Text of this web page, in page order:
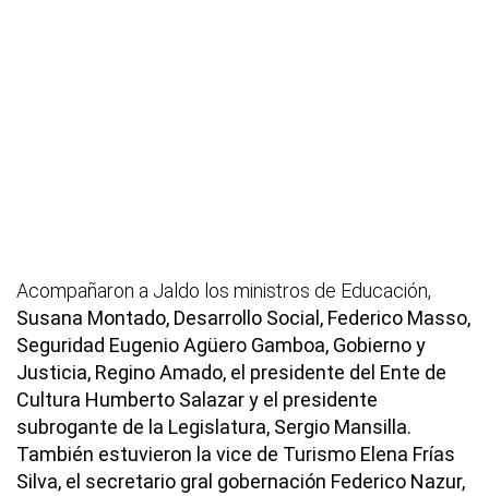
Acompañaron a Jaldo los ministros de Educación,
Susana Montado, Desarrollo Social, Federico Masso,
Seguridad Eugenio Agüero Gamboa, Gobierno y
Justicia, Regino Amado, el presidente del Ente de
Cultura Humberto Salazar y el presidente
subrogante de la Legislatura, Sergio Mansilla.
También estuvieron la vice de Turismo Elena Frías
Silva, el secretario gral gobernación Federico Nazur,